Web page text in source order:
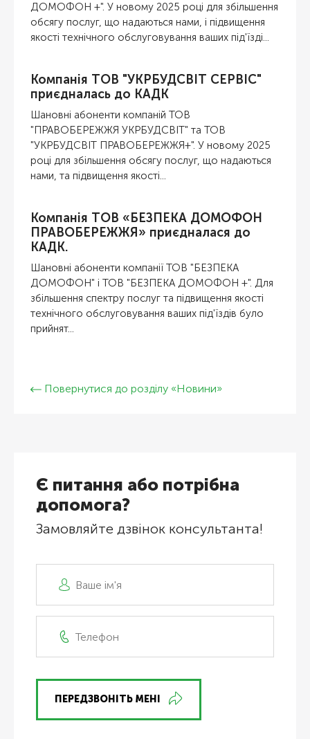
ДОМОФОН +". У новому 2025 році для збільшення
обсягу послуг, що надаються нами, і підвищення
якості технічного обслуговування ваших під'їзді...
Компанія ТОВ "УКРБУДСВІТ СЕРВІС"
приєдналась до КАДК
Шановні абоненти компаній ТОВ
"ПРАВОБЕРЕЖЖЯ УКРБУДСВІТ" та ТОВ
"УКРБУДСВІТ ПРАВОБЕРЕЖЖЯ+". У новому 2025
році для збільшення обсягу послуг, що надаються
нами, та підвищення якості...
Компанія ТОВ «БЕЗПЕКА ДОМОФОН
ПРАВОБЕРЕЖЖЯ» приєдналася до
КАДК.
Шановні абоненти компанії ТОВ "БЕЗПЕКА
ДОМОФОН" і ТОВ "БЕЗПЕКА ДОМОФОН +". Для
збільшення спектру послуг та підвищення якості
технічного обслуговування ваших під'їздів було
прийнят...
Повернутися до розділу «Новини»
Є питання або потрібна
допомога?
Замовляйте дзвінок консультанта!
ПЕРЕДЗВОНІТЬ МЕНІ